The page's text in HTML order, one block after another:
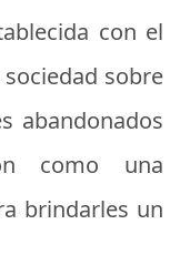
con el
sobre
abandonados
como una
brindarles un